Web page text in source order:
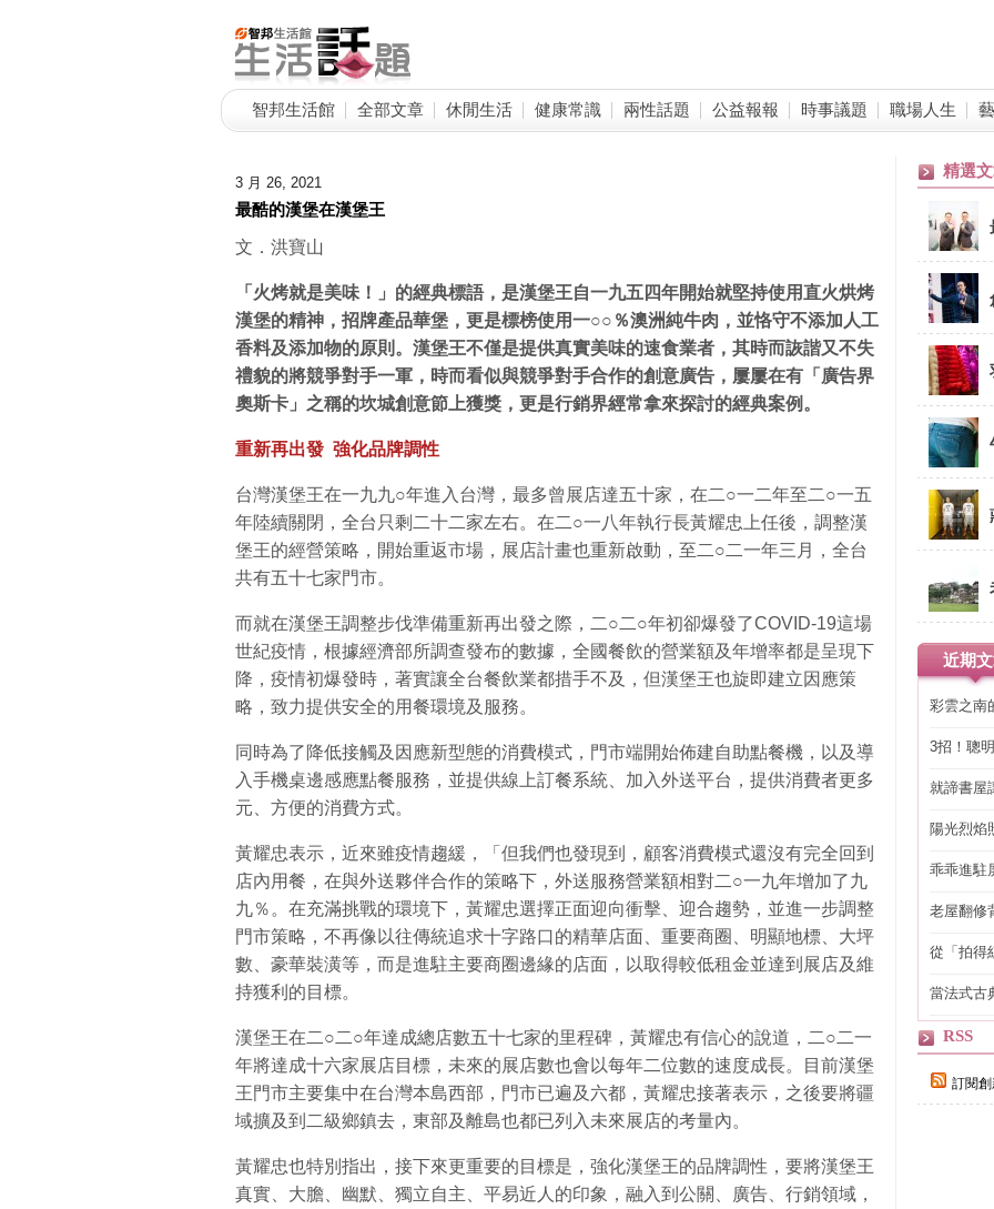
智邦生活館 全部文章 休閒生活 健康常識 兩性話題 公益報報 時事議題 職場人生
3 月 26, 2021
最酷的漢堡在漢堡王
文．洪寶山
「火烤就是美味！」的經典標語，是漢堡王自一九五四年開始就堅持使用直火烘烤
漢堡的精神，招牌產品華堡，更是標榜使用一○○％澳洲純牛肉，並恪守不添加人工
香料及添加物的原則。漢堡王不僅是提供真實美味的速食業者，其時而詼諧又不失
禮貌的將競爭對手一軍，時而看似與競爭對手合作的創意廣告，屢屢在有「廣告界
奧斯卡」之稱的坎城創意節上獲獎，更是行銷界經常拿來探討的經典案例。
重新再出發 強化品牌調性
台灣漢堡王在一九九○年進入台灣，最多曾展店達五十家，在二○一二年至二○一五
年陸續關閉，全台只剩二十二家左右。在二○一八年執行長黃耀忠上任後，調整漢
堡王的經營策略，開始重返市場，展店計畫也重新啟動，至二○二一年三月，全台
共有五十七家門市。
而就在漢堡王調整步伐準備重新再出發之際，二○二○年初卻爆發了COVID-19這場
世紀疫情，根據經濟部所調查發布的數據，全國餐飲的營業額及年增率都是呈現下
降，疫情初爆發時，著實讓全台餐飲業都措手不及，但漢堡王也旋即建立因應策
略，致力提供安全的用餐環境及服務。
同時為了降低接觸及因應新型態的消費模式，門市端開始佈建自助點餐機，以及導
入手機桌邊感應點餐服務，並提供線上訂餐系統、加入外送平台，提供消費者更多
元、方便的消費方式。
黃耀忠表示，近來雖疫情趨緩，「但我們也發現到，顧客消費模式還沒有完全回到
店內用餐，在與外送夥伴合作的策略下，外送服務營業額相對二○一九年增加了九
九％。在充滿挑戰的環境下，黃耀忠選擇正面迎向衝擊、迎合趨勢，並進一步調整
門市策略，不再像以往傳統追求十字路口的精華店面、重要商圈、明顯地標、大坪
數、豪華裝潢等，而是進駐主要商圈邊緣的店面，以取得較低租金並達到展店及維
持獲利的目標。
漢堡王在二○二○年達成總店數五十七家的里程碑，黃耀忠有信心的說道，二○二一
年將達成十六家展店目標，未來的展店數也會以每年二位數的速度成長。目前漢堡
王門市主要集中在台灣本島西部，門市已遍及六都，黃耀忠接著表示，之後要將疆
域擴及到二級鄉鎮去，東部及離島也都已列入未來展店的考量內。
黃耀忠也特別指出，接下來更重要的目標是，強化漢堡王的品牌調性，要將漢堡王
真實、大膽、幽默、獨立自主、平易近人的印象，融入到公關、廣告、行銷領域，
精選
近期
彩雲之南
3招！聰
就諦書屋
陽光烈焰
乖乖進駐
老屋翻修
從「拍得
當法式古
RSS
訂閱